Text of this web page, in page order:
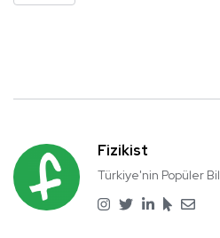
Fizikist
Türkiye'nin Popüler